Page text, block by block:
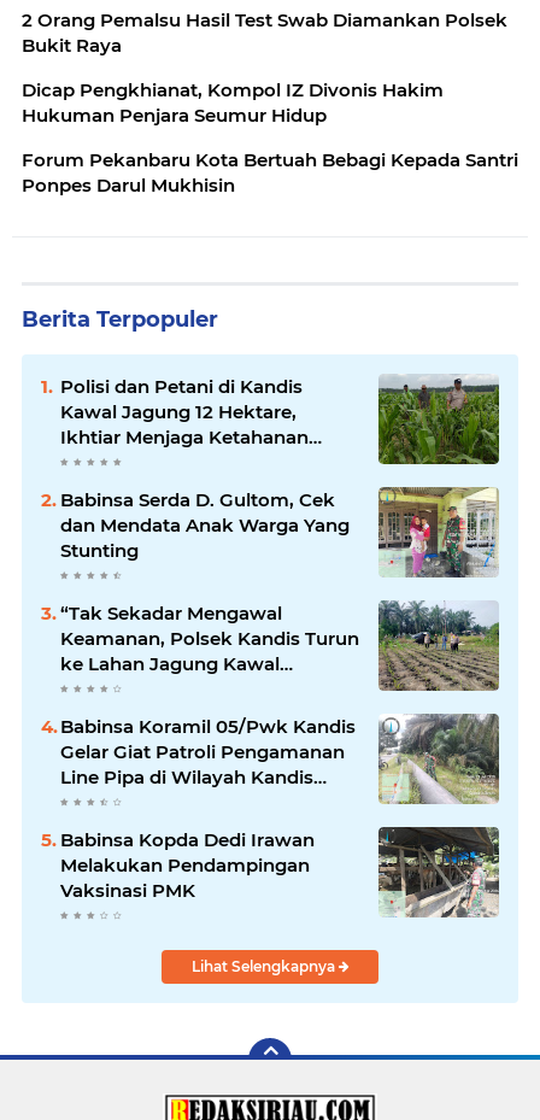
2 Orang Pemalsu Hasil Test Swab Diamankan Polsek
Bukit Raya
Dicap Pengkhianat, Kompol IZ Divonis Hakim
Hukuman Penjara Seumur Hidup
Forum Pekanbaru Kota Bertuah Bebagi Kepada Santri
Ponpes Darul Mukhisin
Berita Terpopuler
Polisi dan Petani di Kandis
Kawal Jagung 12 Hektare,
Ikhtiar Menjaga Ketahanan
Pangan
Babinsa Serda D. Gultom, Cek
dan Mendata Anak Warga Yang
Stunting
“Tak Sekadar Mengawal
Keamanan, Polsek Kandis Turun
ke Lahan Jagung Kawal
Ketahanan Pangan
Babinsa Koramil 05/Pwk Kandis
Gelar Giat Patroli Pengamanan
Line Pipa di Wilayah Kandis
Kandis
Babinsa Kopda Dedi Irawan
Melakukan Pendampingan
Vaksinasi PMK
Lihat Selengkapnya